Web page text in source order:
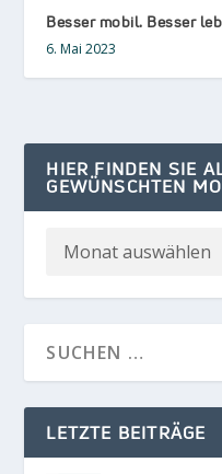
Besser mobil. Besser
6. Mai 2023
HIER FINDEN SIE
GEWÜNSCHTEN
LETZTE BEITRÄGE